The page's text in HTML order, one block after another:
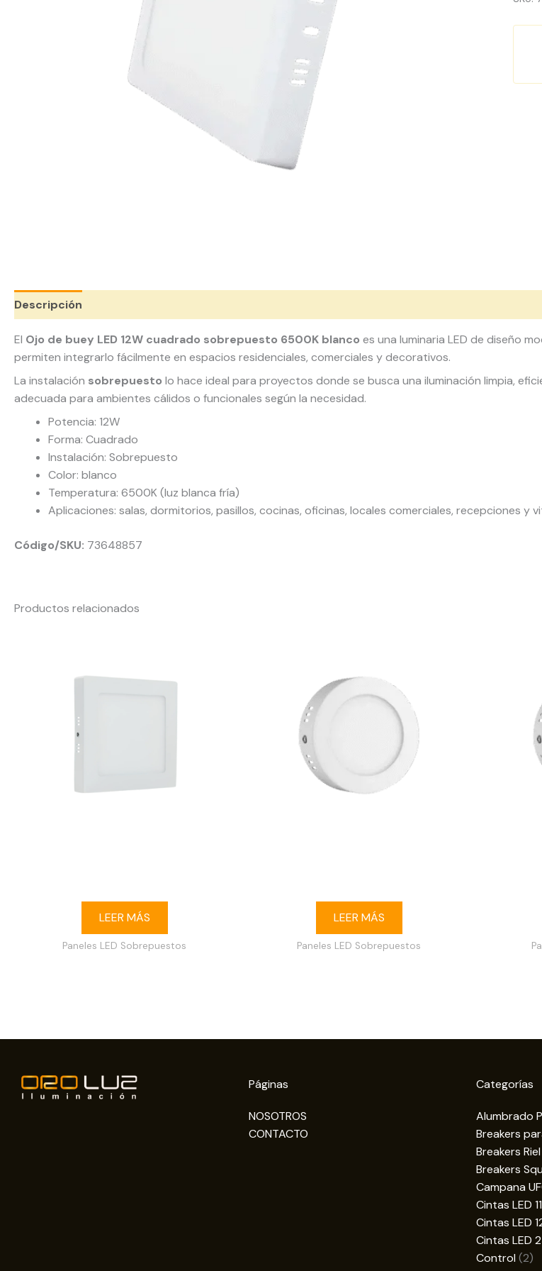
Descripción
El Ojo de buey LED 12W cuadrado sobrepuesto 6500K blanco es una luminaria LED de diseño
permiten integrarlo fácilmente en espacios residenciales, comerciales y decorativos.
La instalación sobrepuesto lo hace ideal para proyectos donde se busca una iluminación limpia,
adecuada para ambientes cálidos o funcionales según la necesidad.
Potencia: 12W
Forma: Cuadrado
Instalación: Sobrepuesto
Color: blanco
Temperatura: 6500K (luz blanca fría)
Aplicaciones: salas, dormitorios, pasillos, cocinas, oficinas, locales comerciales, recepciones y
Código/SKU: 73648857
Productos relacionados
LEER MÁS
Paneles LED Sobrepuestos
LEER MÁS
Paneles LED Sobrepuestos
Páginas
NOSOTROS
CONTACTO
Categorías
Alumbrado
Breakers
Breakers Riel
Breakers
Campana
Cintas LED
Cintas LED
Cintas LED
Control 22